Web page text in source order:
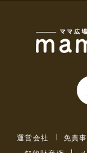
運営会社 免責